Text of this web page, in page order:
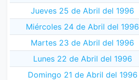
Jueves 25 de Abril del 1996
Miércoles 24 de Abril del 1996
Martes 23 de Abril del 1996
Lunes 22 de Abril del 1996
Domingo 21 de Abril del 1996